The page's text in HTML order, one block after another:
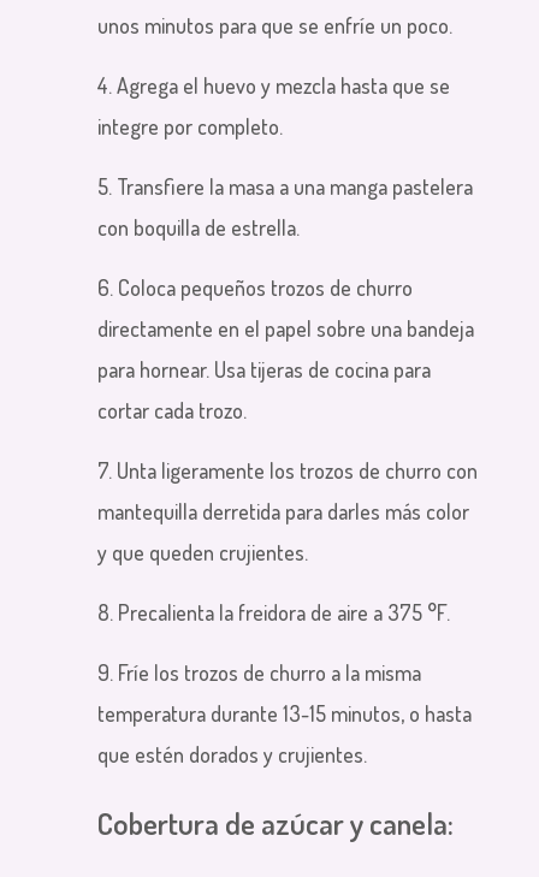
unos minutos para que se enfríe un poco.
4. Agrega el huevo y mezcla hasta que se
integre por completo.
5. Transfiere la masa a una manga pastelera
con boquilla de estrella.
6. Coloca pequeños trozos de churro
directamente en el papel sobre una bandeja
para hornear. Usa tijeras de cocina para
cortar cada trozo.
7. Unta ligeramente los trozos de churro con
mantequilla derretida para darles más color
y que queden crujientes.
8. Precalienta la freidora de aire a 375 °F.
9. Fríe los trozos de churro a la misma
temperatura durante 13-15 minutos, o hasta
que estén dorados y crujientes.
Cobertura de azúcar y canela: